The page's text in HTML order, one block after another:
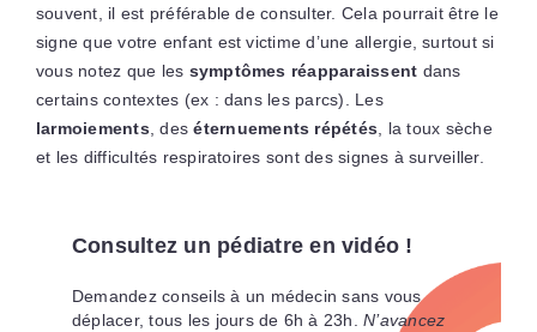
souvent, il est préférable de consulter. Cela pourrait être le
signe que votre enfant est victime d’une allergie, surtout si
vous notez que les symptômes réapparaissent dans
certains contextes (ex : dans les parcs). Les
larmoiements , deséternuements répétés , la toux sèche
et les difficultés respiratoires sont des signes à surveiller.
Consultez un pédiatre en vidéo !
Demandez conseils à un médecin sans vous
déplacer, tous les jours de 6h à 23h.N’avancez